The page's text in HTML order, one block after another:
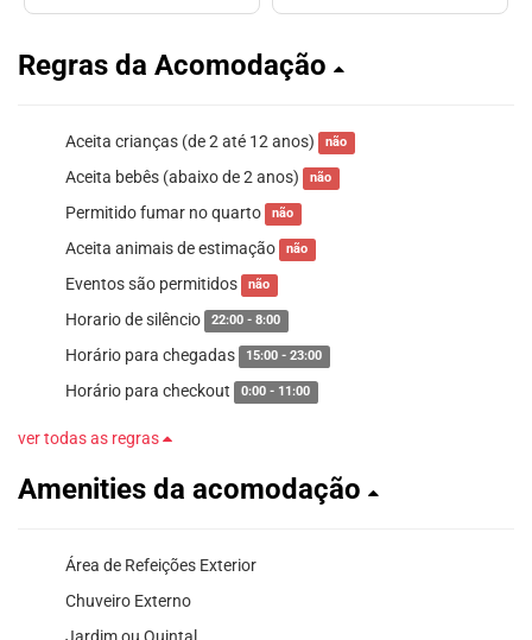
Regras da Acomodação
Aceita crianças (de 2 até 12 anos) não
Aceita bebês (abaixo de 2 anos) não
Permitido fumar no quarto não
Aceita animais de estimação não
Eventos são permitidos não
Horario de silêncio 22:00 - 8:00
Horário para chegadas 15:00 - 23:00
Horário para checkout 0:00 - 11:00
ver todas as regras
Amenities da acomodação
Área de Refeições Exterior
Chuveiro Externo
Jardim ou Quintal